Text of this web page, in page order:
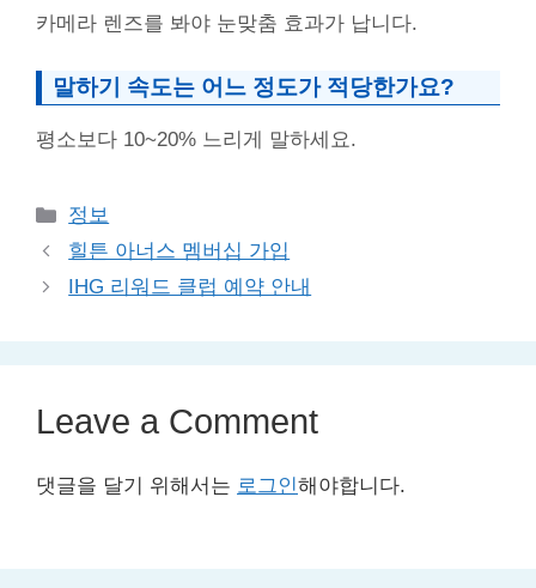
카메라 렌즈를 봐야 눈맞춤 효과가 납니다.
말하기 속도는 어느 정도가 적당한가요?
평소보다 10~20% 느리게 말하세요.
Categories
정보
힐튼 아너스 멤버십 가입
IHG 리워드 클럽 예약 안내
Leave a Comment
댓글을 달기 위해서는 로그인해야합니다.